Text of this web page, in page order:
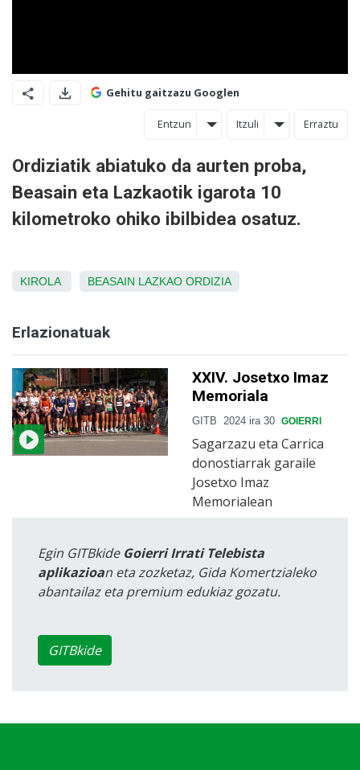
Gehitu gaitzazu Googlen
Entzun Itzuli Erraztu
Ordiziatik abiatuko da aurten proba,
Beasain eta Lazkaotik igarota 10
kilometroko ohiko ibilbidea osatuz.
KIROLA BEASAIN LAZKAO ORDIZIA
Erlazionatuak
XXIV. Josetxo Imaz
Memoriala
GITB 2024 ira 30 GOIERRI
Sagarzazu eta Carrica
donostiarrak garaile
Josetxo Imaz
Memorialean
Egin GITBkide Goierri Irrati Telebista
aplikazioan eta zozketaz, Gida Komertzialeko
abantailaz eta premium edukiaz gozatu.
GITBkide